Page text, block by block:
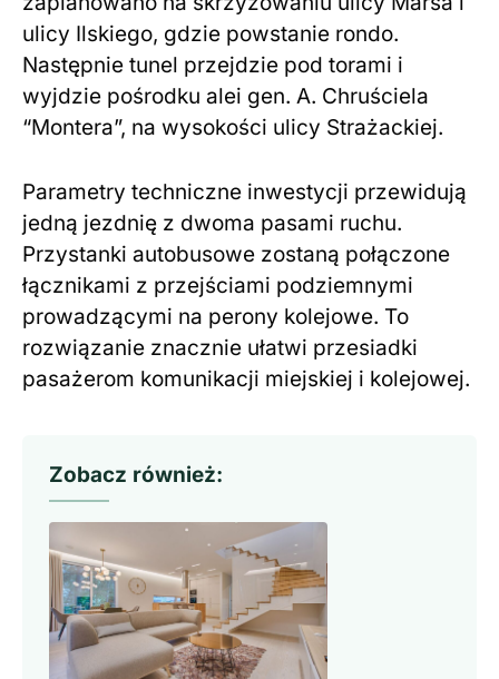
ulicy Ilskiego, gdzie powstanie rondo.
Następnie tunel przejdzie pod torami i
wyjdzie pośrodku alei gen. A. Chruściela
“Montera”, na wysokości ulicy Strażackiej.
Parametry techniczne inwestycji przewidują
jedną jezdnię z dwoma pasami ruchu.
Przystanki autobusowe zostaną połączone
łącznikami z przejściami podziemnymi
prowadzącymi na perony kolejowe. To
rozwiązanie znacznie ułatwi przesiadki
pasażerom komunikacji miejskiej i kolejowej.
Zobacz również: